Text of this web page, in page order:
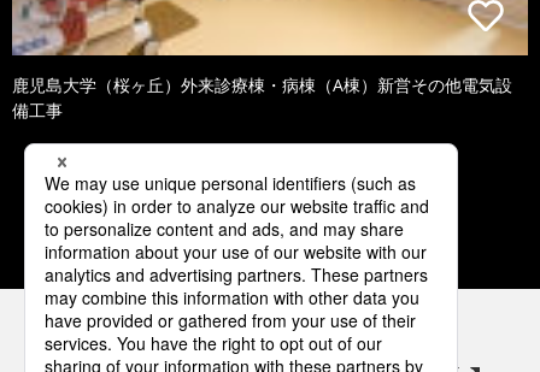
鹿児島大学（桜ヶ丘）外来診療棟・病棟（A棟）新営その他電気設
備工事
1 2 3 4 5
パナソニックの電気設備 SNSアカウント